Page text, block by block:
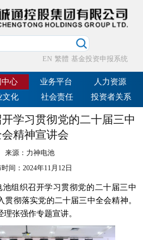
EN 繁體 基金投资申报系统
中心 业务平台
人力资源
文化 社会责任 投资者关系
学习贯彻党的二十届三中
精神宣讲会
来源： 力神电池
间： 2024年11月12日
组织召开学习贯彻党的二十届三中
贯彻落实党的二十届三中全会精神。
张强作专题宣讲。